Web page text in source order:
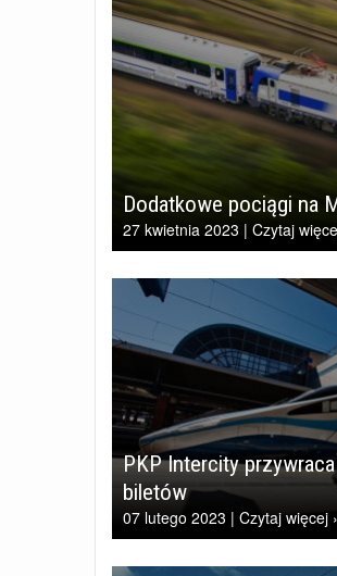
Dodatkowe pociągi na
27 kwietnia 2023 | Czytaj
PKP Intercity
biletów
07 lutego 2023 | Czytaj więcej ›